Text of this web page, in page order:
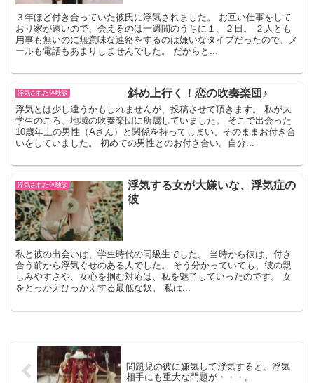
３年ほど付き合っていた彼氏に浮気されました。 お互い仕事をして
おり家が遠いので、会えるのは一週間のうちに１、２日。 ２人とも
用事も無いのに無意味な連絡をするのは嫌いなタイプだったので、メ
ールも電話もあまりしませんでした。 だからと...
浮気された体験談 斜め上行く！恋の吹奏楽団♪
浮気とは少し違うかもしれませんが、投稿させて頂きます。 私が大
学生のころ、地域の吹奏楽団に所属していました。 そこで出会った
10歳年上の男性（Aさん）と関係を持ってしまい、そのままお付き合
いをしていました。 初めての男性とのお付き合い。自分...
浮気された体験談
浮気する女が大嫌いな、浮気症の
彼
私と彼の出会いは、学生時代の同級生でした。 当時から彼は、付き
合う前から浮気ぐせのある人でした。 そう分かっていても、彼の親
しみやすさや、女心を掴む対応は、私を魅了していったのです。 女
をとっかえひっかえする最低な奴。 私は...
問題児の彼に嫌気して浮気すると、浮気
相手にも重大な問題が・・・。